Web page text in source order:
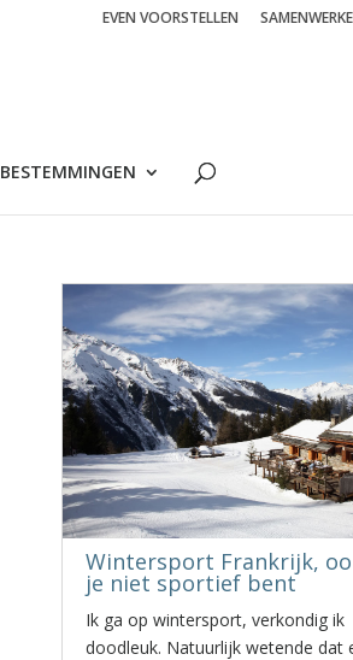
EVEN VOORSTELLEN
BESTEMMINGEN
Wintersport Frankrijk,
je niet sportief bent
Ik ga op wintersport, verkondig ik
doodleuk. Natuurlijk wetende dat